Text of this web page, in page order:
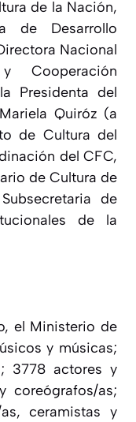
de la Nación,
de Desarrollo
Nacional
Cooperación
Presidenta del
Quiróz (a
de Cultura del
del CFC,
de Cultura de
de
de la
el Ministerio de
y músicas;
3778 actores y
coreógrafos/as;
ceramistas y